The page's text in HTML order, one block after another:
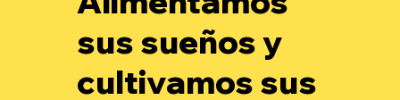
sus sueños y
cultivamos sus